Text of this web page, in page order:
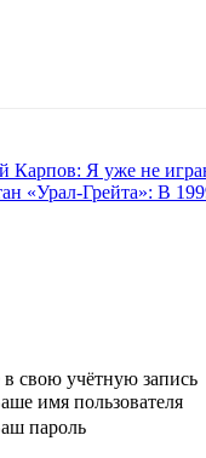
Карпов: Я уже не
«Урал-Грейта»: В
свою учётную запись
имя пользователя
пароль